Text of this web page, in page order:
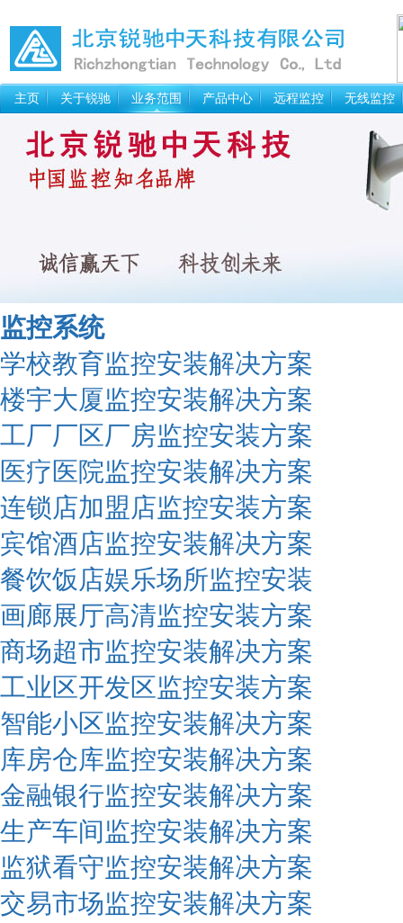
主页 关于锐驰 业务范围 产品中心 远程监控 无线监控
监控系统
学校教育监控安装解决方案
楼宇大厦监控安装解决方案
工厂厂区厂房监控安装方案
医疗医院监控安装解决方案
连锁店加盟店监控安装方案
宾馆酒店监控安装解决方案
餐饮饭店娱乐场所监控安装
画廊展厅高清监控安装方案
商场超市监控安装解决方案
工业区开发区监控安装方案
智能小区监控安装解决方案
库房仓库监控安装解决方案
金融银行监控安装解决方案
生产车间监控安装解决方案
监狱看守监控安装解决方案
交易市场监控安装解决方案